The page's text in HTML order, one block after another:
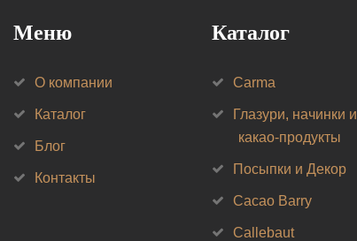
Меню
О компании
Каталог
Блог
Контакты
Каталог
Carma
Глазури, начинки и
какао-продукты
Посыпки и Декор
Cacao Barry
Callebaut